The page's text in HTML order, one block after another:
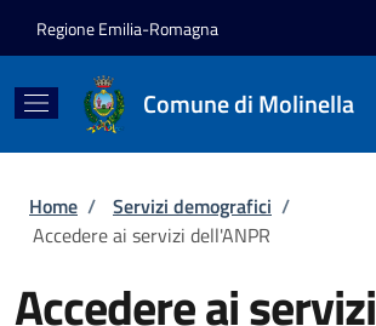
Regione Emilia-Romagna
Comune di Molinella
Briciole di pane
Home / Servizi demografici /
Accedere ai servizi dell'ANPR
Accedere ai servizi